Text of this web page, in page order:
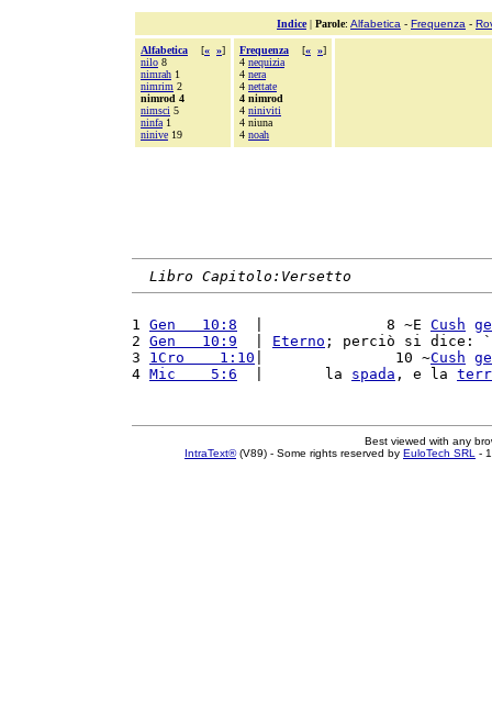
Indice| Parole: Alfabetica - Frequenza -
Alfabetica [« »]
nilo 8
nimrah 1
nimrim 2
nimrod 4
nimsci 5
ninfa 1
ninive 19
Frequenza [« »]
4 nequizia
4 nera
4 nettate
4 nimrod
4 niniviti
4 niuna
4 noah
Libro Capitolo:Versetto
1 Gen   10:8
  |              8 ~E
Cush
2 Gen   10:9 Eterno ; perciò si dice:
3 1Cro    1:10 |               10 ~Cush
4 Mic    5:6
  |       la
spada , e la
Best viewed with any
IntraText®(V89) - Some rights reserved by EuloTech SRL -